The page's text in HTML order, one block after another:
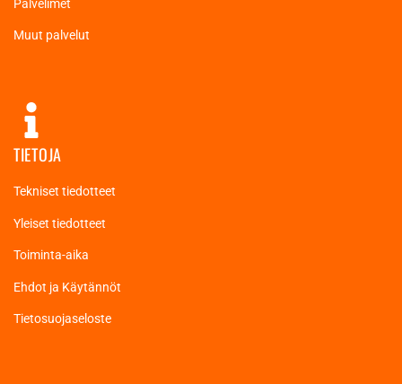
Palvelimet
Muut palvelut
TIETOJA
Tekniset tiedotteet
Yleiset tiedotteet
Toiminta-aika
Ehdot ja Käytännöt
Tietosuojaseloste